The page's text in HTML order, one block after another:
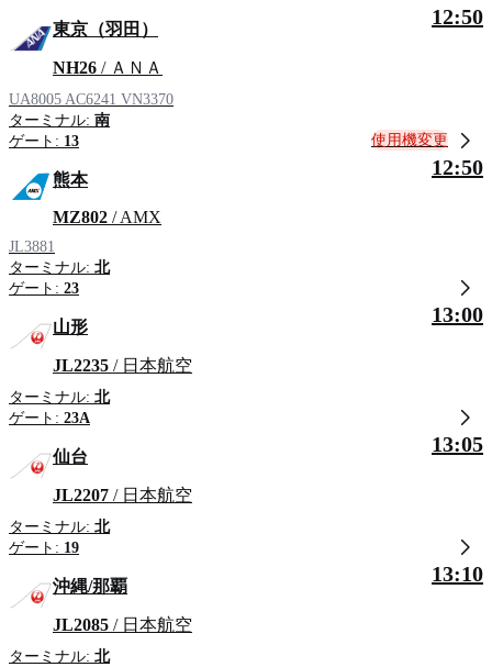
東京（羽田）
NH26 / ＡＮＡ
UA8005 AC6241 VN3370
ターミナル: 南
ゲート: 13
12:50
使用機変更
熊本
MZ802 / AMX
JL3881
ターミナル: 北
ゲート: 23
12:50
山形
JL2235 / 日本航空
ターミナル: 北
ゲート: 23A
13:00
仙台
JL2207 / 日本航空
ターミナル: 北
ゲート: 19
13:05
沖縄/那覇
JL2085 / 日本航空
ターミナル: 北
13:10